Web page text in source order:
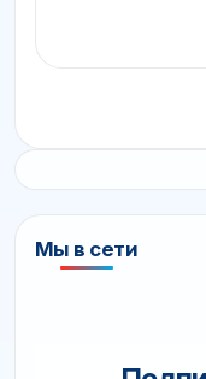
Мы в сети